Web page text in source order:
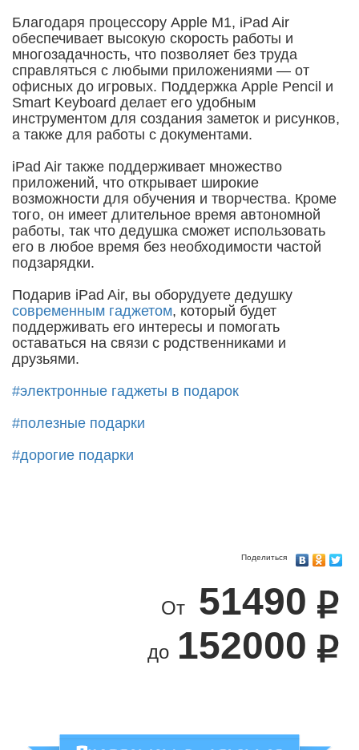
Благодаря процессору Apple M1, iPad Air
обеспечивает высокую скорость работы и
многозадачность, что позволяет без труда
справляться с любыми приложениями — от
офисных до игровых. Поддержка Apple Pencil и
Smart Keyboard делает его удобным
инструментом для создания заметок и рисунков,
а также для работы с документами.
iPad Air также поддерживает множество
приложений, что открывает широкие
возможности для обучения и творчества. Кроме
того, он имеет длительное время автономной
работы, так что дедушка сможет использовать
его в любое время без необходимости частой
подзарядки.
Подарив iPad Air, вы оборудуете дедушку
современным гаджетом, который будет
поддерживать его интересы и помогать
оставаться на связи с родственниками и
друзьями.
#электронные гаджеты в подарок
#полезные подарки
#дорогие подарки
Поделиться
От 51490
до 152000